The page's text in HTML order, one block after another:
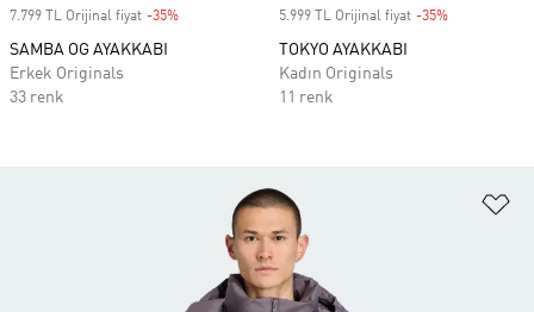
7.799 TL Orijinal fiyat -35%
SAMBA OG AYAKKABI
Erkek Originals
33 renk
5.999 TL Orijinal fiyat -35%
TOKYO AYAKKABI
Kadın Originals
11 renk